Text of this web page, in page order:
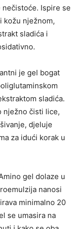
Ispire se
kožu nježnom,
sladića i
je gel bogat
sladića.
nježno čisti lice,
djeluje
za idući korak u
gel dolaze u
nanosi
minimalno 20
se umasira na